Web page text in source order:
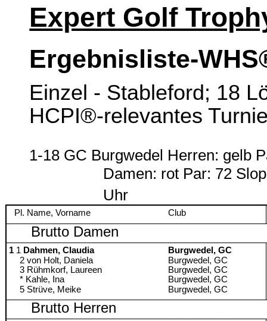
Expert Golf
Ergebnisliste-
Einzel - Stableford; 18
HCPI®-relevantes
1-18 GC Burgwedel Herren: gelb
Damen: rot Par: 72
Uhr
Pl. Name, Vorname Club
Brutto Damen
1 1 Dahmen, Claudia
Burgwedel, GC
2 von Holt, Daniela
Burgwedel, GC
3 Rühmkorf, Laureen
Burgwedel, GC
* Kahle, Ina
Burgwedel, GC
5 Strüve, Meike
Burgwedel, GC
Brutto Herren